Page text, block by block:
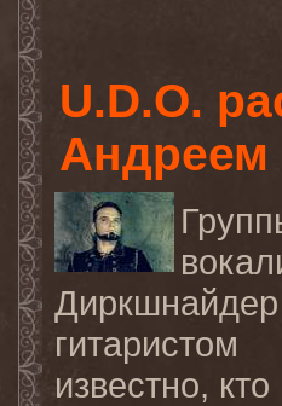
U.D.O.
известно,